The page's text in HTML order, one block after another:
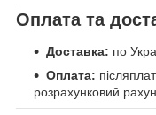
Оплата та
Доставка: по
Оплата:
розрахунковий